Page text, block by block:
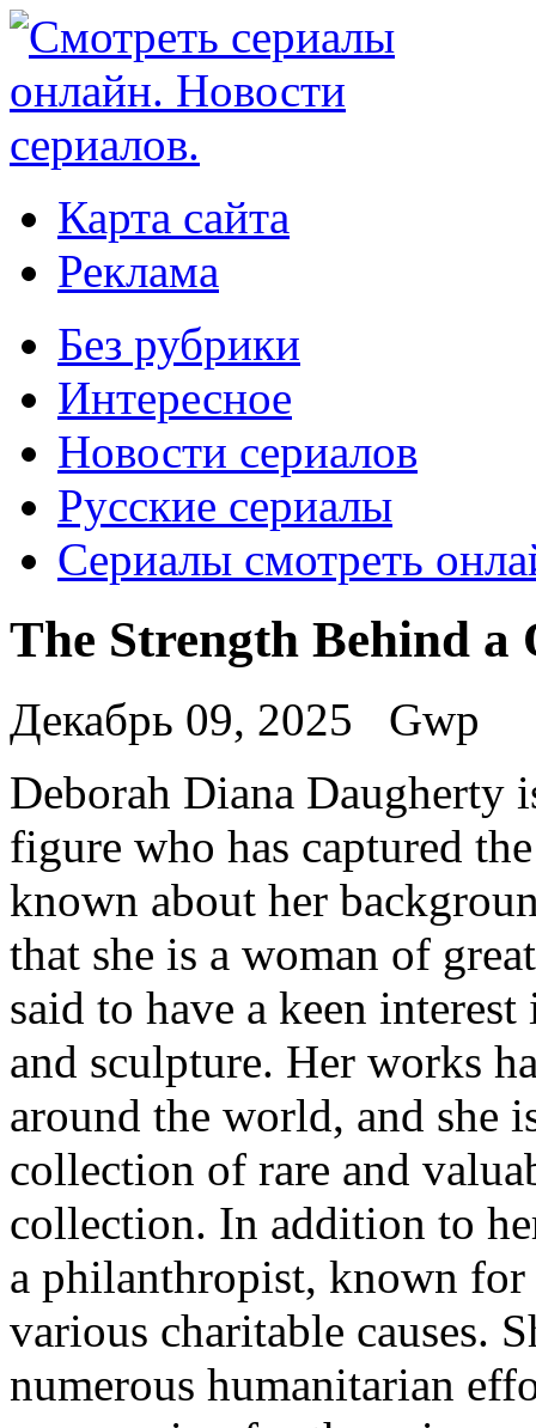
Карта сайта
Реклама
Без рубрики
Интересное
Новости сериалов
Русские сериалы
Сериалы смотреть
The Strength Behind a
Декабрь 09, 2025
Gwp
Deborah Diana Daugherty
figure who has captured
known about her
that she is a woman of
said to have a keen
and sculpture. Her works
around the world, and she
collection of rare and
collection. In addition to
a philanthropist, known for
various charitable causes.
numerous humanitarian